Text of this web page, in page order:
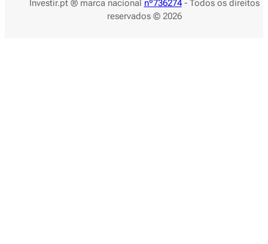
Investir.pt ® marca nacional nº736274- Todos os direitos
reservados © 2026